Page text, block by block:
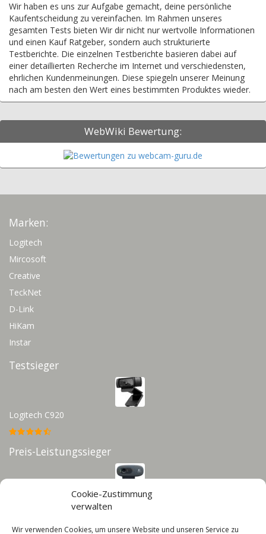
Cookie-Zustimmung
verwalten
Wir verwenden Cookies, um unsere Website und unseren Service zu
Wir haben es uns zur Aufgabe gemacht, deine persönliche
Kaufentscheidung zu vereinfachen. Im Rahmen unseres
gesamten Tests bieten Wir dir nicht nur wertvolle Informationen
und einen Kauf Ratgeber, sondern auch strukturierte
Testberichte. Die einzelnen Testberichte basieren dabei auf
einer detaillierten Recherche im Internet und verschiedensten,
ehrlichen Kundenmeinungen. Diese spiegeln unserer Meinung
nach am besten den Wert eines bestimmten Produktes wieder.
WebWiki Bewertung:
Marken:
Logitech
Mircosoft
Creative
TeckNet
D-Link
HiKam
Instar
Testsieger
Logitech C920
Preis-Leistungssieger